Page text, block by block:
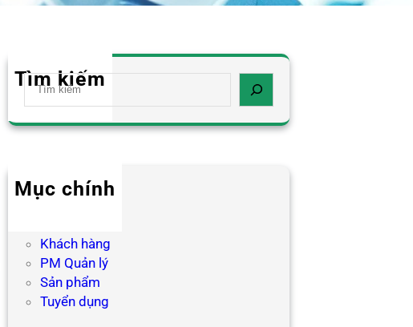
Tìm kiếm
S
a
h
Mục chính
Khách hàng
PM Quản lý
Sản phẩm
Tuyển dụng